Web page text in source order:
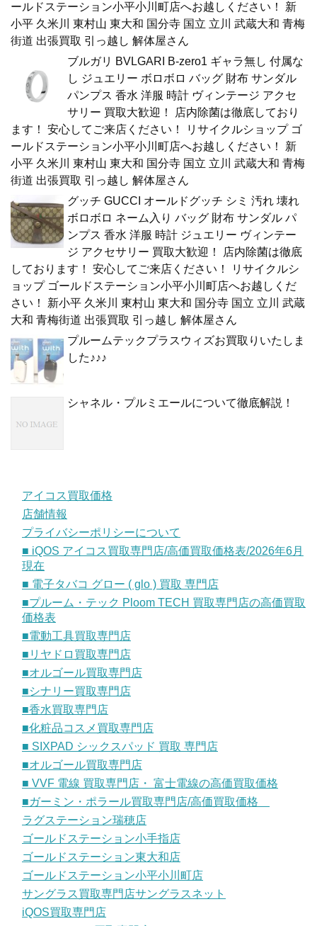
ールドステーション小平小川町店へお越しください！ 新
小平 久米川 東村山 東大和 国分寺 国立 立川 武蔵大和 青梅
街道 出張買取 引っ越し 解体屋さん
ブルガリ BVLGARI B-zero1 ギャラ無し 付属な
し ジュエリー ボロボロ バッグ 財布 サンダル
パンプス 香水 洋服 時計 ヴィンテージ アクセ
サリー 買取大歓迎！ 店内除菌は徹底しており
ます！ 安心してご来店ください！ リサイクルショップ ゴ
ールドステーション小平小川町店へお越しください！ 新
小平 久米川 東村山 東大和 国分寺 国立 立川 武蔵大和 青梅
街道 出張買取 引っ越し 解体屋さん
グッチ GUCCI オールドグッチ シミ 汚れ 壊れ
ボロボロ ネーム入り バッグ 財布 サンダル パ
ンプス 香水 洋服 時計 ジュエリー ヴィンテー
ジ アクセサリー 買取大歓迎！ 店内除菌は徹底
しております！ 安心してご来店ください！ リサイクルシ
ョップ ゴールドステーション小平小川町店へお越しくだ
さい！ 新小平 久米川 東村山 東大和 国分寺 国立 立川 武蔵
大和 青梅街道 出張買取 引っ越し 解体屋さん
プルームテックプラスウィズお買取りいたしま
した♪♪♪
シャネル・プルミエールについて徹底解説！
アイコス買取価格
店舗情報
プライバシーポリシーについて
■ iQOS アイコス買取専門店/高価買取価格表/2026年6月
現在
■ 電子タバコ グロー ( glo ) 買取 専門店
■プルーム・テック Ploom TECH 買取専門店の高価買取
価格表
■電動工具買取専門店
■リヤドロ買取専門店
■オルゴール買取専門店
■シナリー買取専門店
■香水買取専門店
■化粧品コスメ買取専門店
■ SIXPAD シックスパッド 買取 専門店
■オルゴール買取専門店
■ VVF 電線 買取専門店・ 富士電線の高価買取価格
■ガーミン・ポラール買取専門店/高価買取価格
ラグステーション瑞穂店
ゴールドステーション小手指店
ゴールドステーション東大和店
ゴールドステーション小平小川町店
サングラス買取専門店サングラスネット
iQOS買取専門店